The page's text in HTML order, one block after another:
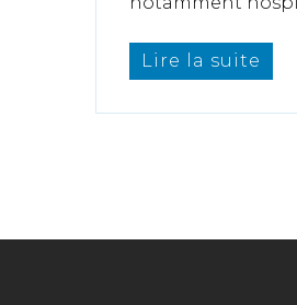
Lire la suite